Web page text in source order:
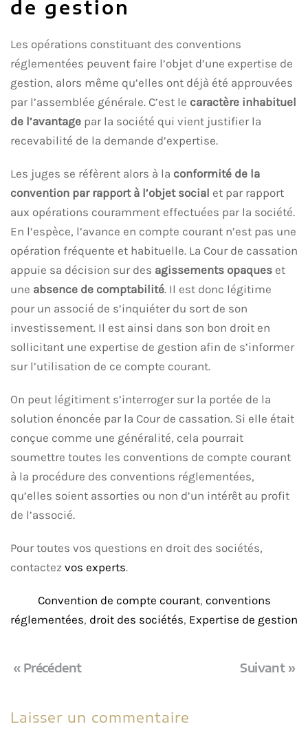
de gestion
Les opérations constituant des conventions
réglementées peuvent faire l’objet d’une expertise de
gestion, alors même qu’elles ont déjà été approuvées
par l’assemblée générale. C’est le caractère inhabituel
de l’avantage par la société qui vient justifier la
recevabilité de la demande d’expertise.
Les juges se réfèrent alors à la conformité de la
convention par rapport à l’objet social et par rapport
aux opérations couramment effectuées par la société.
En l’espèce, l’avance en compte courant n’est pas une
opération fréquente et habituelle. La Cour de cassation
appuie sa décision sur des agissements opaques et
une absence de comptabilité. Il est donc légitime
pour un associé de s’inquiéter du sort de son
investissement. Il est ainsi dans son bon droit en
sollicitant une expertise de gestion afin de s’informer
sur l’utilisation de ce compte courant.
On peut légitiment s’interroger sur la portée de la
solution énoncée par la Cour de cassation. Si elle était
conçue comme une généralité, cela pourrait
soumettre toutes les conventions de compte courant
à la procédure des conventions réglementées,
qu’elles soient assorties ou non d’un intérêt au profit
de l’associé.
Pour toutes vos questions en droit des sociétés,
contactez vos experts.
Convention de compte courant, conventions
réglementées, droit des sociétés, Expertise de gestion
« Précédent Suivant »
Laisser un commentaire